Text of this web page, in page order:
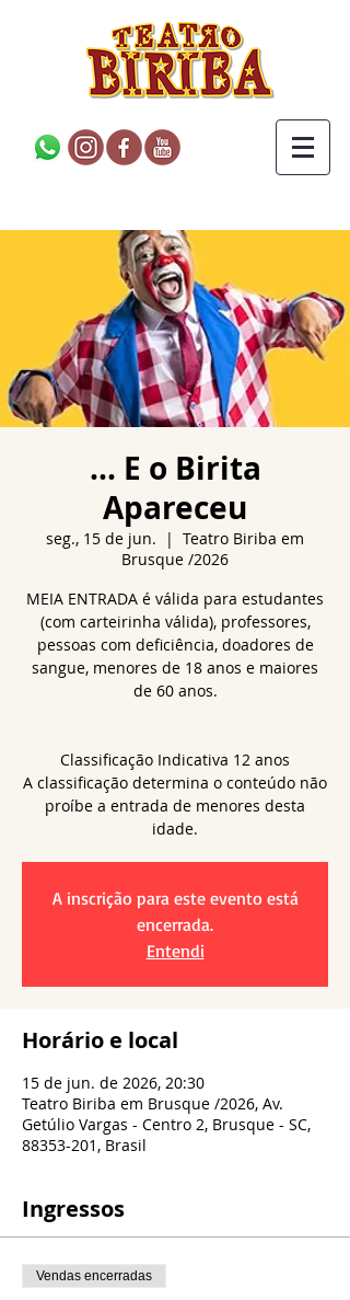
... E o Birita
Apareceu
seg., 15 de jun.
  |
Teatro Biriba em
Brusque /2026
MEIA ENTRADA é válida para estudantes
(com carteirinha válida), professores,
pessoas com deficiência, doadores de
sangue, menores de 18 anos e maiores
de 60 anos.
Classificação Indicativa 12 anos
A classificação determina o conteúdo não
proíbe a entrada de menores desta
idade.
A inscrição para este evento está
encerrada.
Entendi
Horário e local
15 de jun. de 2026, 20:30
Teatro Biriba em Brusque /2026, Av.
Getúlio Vargas - Centro 2, Brusque - SC,
88353-201, Brasil
Ingressos
Vendas encerradas